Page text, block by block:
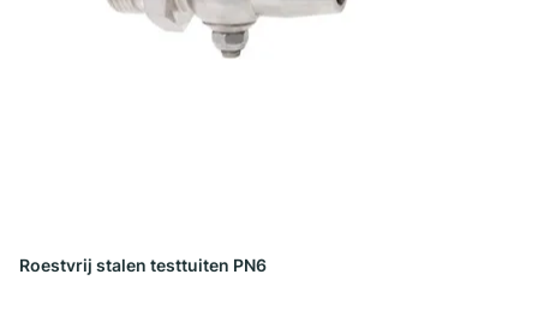
Roestvrij stalen testtuiten PN6